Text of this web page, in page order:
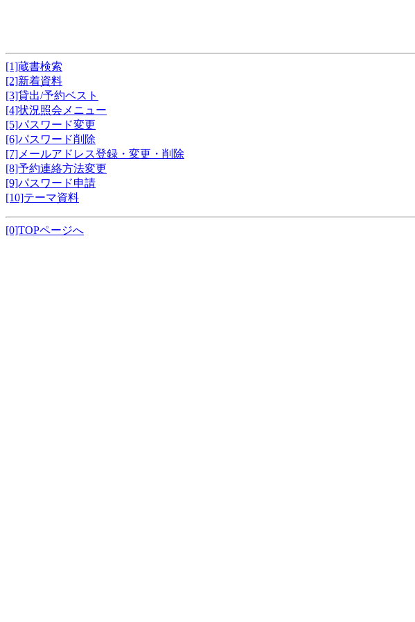
[1]蔵書検索
[2]新着資料
[3]貸出/予約ベスト
[4]状況照会メニュー
[5]パスワード変更
[6]パスワード削除
[7]メールアドレス登録・変更・削除
[8]予約連絡方法変更
[9]パスワード申請
[10]テーマ資料
[0]TOPページへ